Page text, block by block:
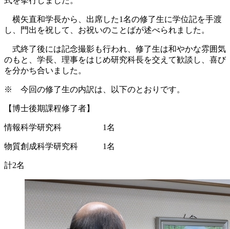
横矢直和学長から、出席した1名の修了生に学位記を手渡
し、門出を祝して、お祝いのことばが述べられました。
式終了後には記念撮影も行われ、修了生は和やかな雰囲気
のもと、学長、理事をはじめ研究科長を交えて歓談し、喜び
を分かち合いました。
※ 今回の修了生の内訳は、以下のとおりです。
【博士後期課程修了者】
情報科学研究科 1名
物質創成科学研究科 1名
計2名